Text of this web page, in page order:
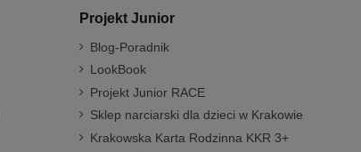
Projekt Junior
Blog-Poradnik
LookBook
Projekt Junior RACE
Sklep narciarski dla dzieci w Krakowie
Krakowska Karta Rodzinna KKR 3+